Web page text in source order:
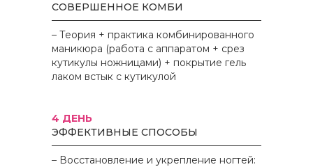
СОВЕРШЕННОЕ КОМБИ
– Теория + практика комбинированного
маникюра (работа с аппаратом + срез
кутикулы ножницами) + покрытие гель
лаком встык с кутикулой
4 ДЕНЬ
ЭФФЕКТИВНЫЕ СПОСОБЫ
– Восстановление и укрепление ногтей: